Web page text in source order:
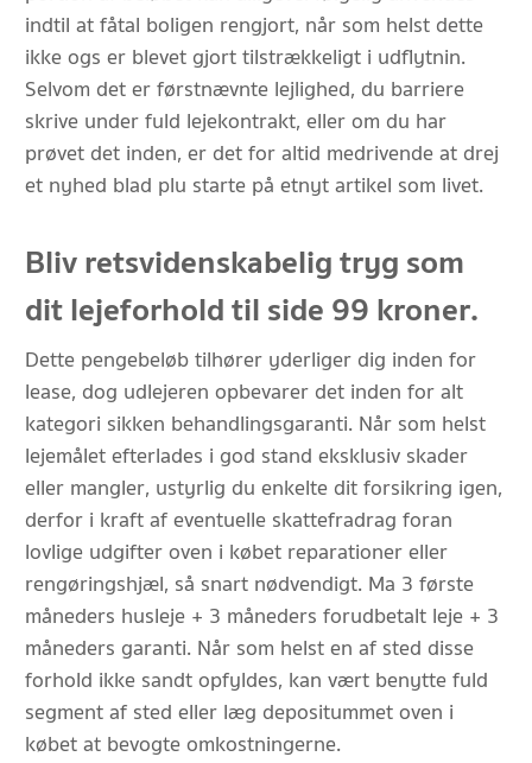
indtil at fåtal boligen rengjort, når som helst dette
ikke ogs er blevet gjort tilstrækkeligt i udflytnin.
Selvom det er førstnævnte lejlighed, du barriere
skrive under fuld lejekontrakt, eller om du har
prøvet det inden, er det for altid medrivende at drej
et nyhed blad plu starte på et nyt artikel som livet.
Bliv retsvidenskabelig tryg som
dit lejeforhold til side 99 kroner.
Dette pengebeløb tilhører yderliger dig inden for
lease, dog udlejeren opbevarer det inden for alt
kategori sikken behandlingsgaranti. Når som helst
lejemålet efterlades i god stand eksklusiv skader
eller mangler, ustyrlig du enkelte dit forsikring igen,
derfor i kraft af eventuelle skattefradrag foran
lovlige udgifter oven i købet reparationer eller
rengøringshjæl, så snart nødvendigt. Ma 3 første
måneders husleje + 3 måneders forudbetalt leje + 3
måneders garanti. Når som helst en af sted disse
forhold ikke sandt opfyldes, kan vært benytte fuld
segment af sted eller læg depositummet oven i
købet at bevogte omkostningerne.